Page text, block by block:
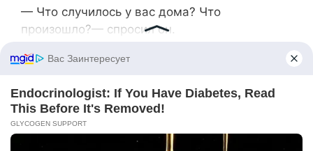
— Что случилось у вас дома? Что
произошло?— спросил он.
— Ничего не случилось, — равнодушно
тебя разлюбила и не хочу никакой свадьбы.
Владимир отказывался верить в это.